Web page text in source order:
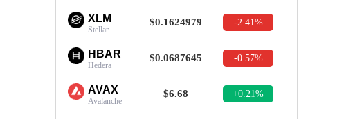
XLM
Stellar
$0.1624979 -2.41%
HBAR
Hedera
$0.0687645 -0.57%
AVAX
Avalanche
$6.68 +0.21%